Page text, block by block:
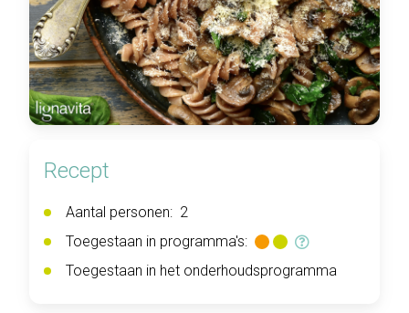
Recept
Aantal personen: 2
Toegestaan in programma's:
Toegestaan in het onderhoudsprogramma